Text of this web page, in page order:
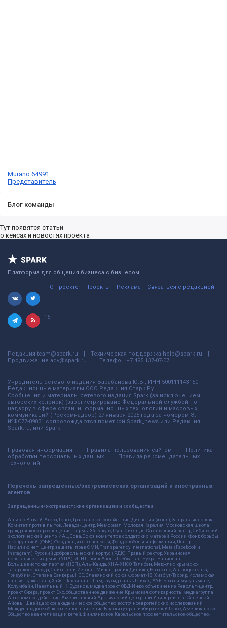
Murano 64991
Представитель
Блог команды
Тут появятся статьи
о кейсах и новостях проекта
Платформа для общения бизнеса с бизнесом
О проекте Проекты Реклама Связаться с редакцией
16+
Редакция team@spark.ru Техническая поддержка help@spark.ru
Продвижение adv@spark.ru Телефон +7 495 137-07-07
Учредитель сетевого издания Барабанова.Ю.Б., ИНН 500111143150
Редакционные материалы ООО Редакция Спарк Ру
Сообщения и материалы сетевого издания Spark (за исключением
авторских колонок) (зарегистрировано Федеральной службой по
надзору в сфере связи, информационных технологий и массовых
коммуникаций (Роскомнадзор) 27 января 2025 года за номером ЭЛ
№ФС77-89031 сопровождаются пометкой Spark_news или Редакция
Spark.ru, или Spark.
Правовая информация Правила пользования сайтом
Политика
обработки персональных данных
Правила рекомендательных
технологий
Перечень запрещённых/экстремистских организаций и иностранных
агентов
Запрещённые/экстремистские организации и сообщества
Альянс Врачей, Агора, Голос, Гражданское содействие, Династия (фонд), За права человека,
Комитет против пыток, Левада-Центр, Мемориал, Молодая Карелия, Московская школа
гражданского просвещения, Пермь-36, Ракурс, Русь Сидящая, Сахаровский центр, Сибирский
экологический центр, ИАЦ Сова, Союз комитетов солдатских матерей России, Фонд борьбы
с коррупцией (ФБК), Фонд защиты гласности, Фонд свободы информации, Центр
Насилию.нет, Центр защиты прав СМИ, Transparency International, Meta (Facebook и
Instagram), Русский добровольческий корпус (РДК), Правый сектор, Украинская
повстанческая армия (УПА), ИГИЛ, полк Азов, Джебхат ан-Нусра, Национал-
Большевистская партия (НБП), Аль-Каида, УНА-УНСО, Талибан, Меджлис крымско-
татарского народа, Свидетели Иеговы, Мизантропик Дивижн, Братство, Артподготовка,
Тризуб им. Степана Бандеры, НСО, Славянский союз, Формат-18, Хизб ут-Тахрир, Исламская
партия Туркестана, Хайят Тахрир аш-Шам, Таухид валь-Джихад, АУЕ, Братья мусульмане,
Колумбайн, Навальный, К. Буданов, медиапроект ОВД-Инфо, объединение Револьт-центр,
проект Сфера, проект Эхо, общественное движение Крымская солидарность, медиагруппа
Автономное действие, Американский Арктический центр при Университете Северной
Айовы, Швейцарское академическое общество восточноевропейских исследований,
Международное общественное движение В защиту прав избирателей Голос, Американское
Общество евангелизации детей, Финляндское Карельское просветительское общество.